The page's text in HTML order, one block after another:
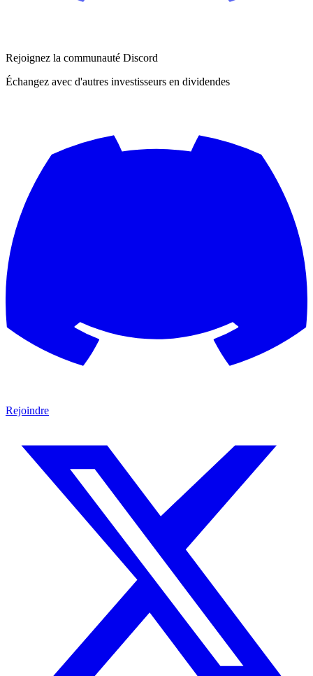
Rejoignez la communauté Discord
Échangez avec d'autres investisseurs en dividendes
Rejoindre